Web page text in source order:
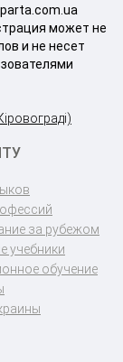
может не
и не несет
за рубежом
учебники
обучение